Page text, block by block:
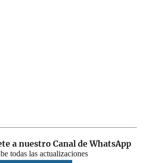
a nuestro Canal de WhatsApp
todas las actualizaciones